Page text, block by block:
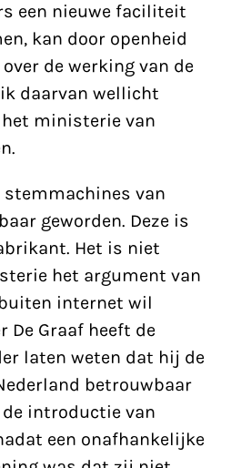
een nieuwe faciliteit
kan door openheid
de werking van de
daarvan wellicht
ministerie van
stemmachines van
geworden. Deze is
Het is niet
het argument van
internet wil
De Graaf heeft de
laten weten dat hij de
betrouwbaar
introductie van
een onafhankelijke